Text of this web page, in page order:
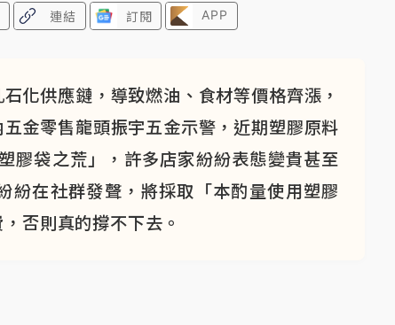
連結 訂閱 APP
化供應鏈，導致燃油、食材等價格齊漲，
金零售龍頭振宇五金示警，近期塑膠原料
膠袋之荒」，許多店家紛紛表態變貴甚至
紛在社群發聲，將採取「本酌量使用塑膠
否則真的撐不下去。